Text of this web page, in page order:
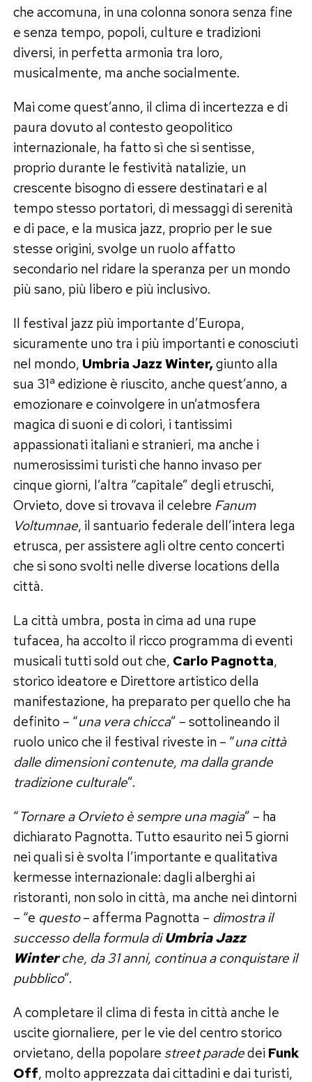
che accomuna, in una colonna sonora senza fine
e senza tempo, popoli, culture e tradizioni
diversi, in perfetta armonia tra loro,
musicalmente, ma anche socialmente.
Mai come quest’anno, il clima di incertezza e di
paura dovuto al contesto geopolitico
internazionale, ha fatto sì che si sentisse,
proprio durante le festività natalizie, un
crescente bisogno di essere destinatari e al
tempo stesso portatori, di messaggi di serenità
e di pace, e la musica jazz, proprio per le sue
stesse origini, svolge un ruolo affatto
secondario nel ridare la speranza per un mondo
più sano, più libero e più inclusivo.
Il festival jazz più importante d’Europa,
sicuramente uno tra i più importanti e conosciuti
nel mondo, Umbria Jazz Winter,giunto alla
sua 31ª edizione è riuscito, anche quest’anno, a
emozionare e coinvolgere in un’atmosfera
magica di suoni e di colori, i tantissimi
appassionati italiani e stranieri, ma anche i
numerosissimi turisti che hanno invaso per
cinque giorni, l’altra “capitale” degli etruschi,
Orvieto, dove si trovava il celebre Fanum
Voltumnae, il santuario federale dell’intera lega
etrusca, per assistere agli oltre cento concerti
che si sono svolti nelle diverse locations della
città.
La città umbra, posta in cima ad una rupe
tufacea, ha accolto il ricco programma di eventi
musicali tutti sold out che, Carlo Pagnotta,
storico ideatore e Direttore artistico della
manifestazione, ha preparato per quello che ha
definito – “una vera chicca” – sottolineando il
ruolo unico che il festival riveste in – “una città
dalle dimensioni contenute, ma dalla grande
tradizione culturale”.
“Tornare a Orvieto è sempre una magia” – ha
dichiarato Pagnotta. Tutto esaurito nei 5 giorni
nei quali si è svolta l’importante e qualitativa
kermesse internazionale: dagli alberghi ai
ristoranti, non solo in città, ma anche nei dintorni
– “e questo– afferma Pagnotta – dimostra il
successo della formula diUmbria Jazz
Winterche, da 31 anni, continua a conquistare il
pubblico”.
A completare il clima di festa in città anche le
uscite giornaliere, per le vie del centro storico
orvietano, della popolare street paradedeiFunk
Off, molto apprezzata dai cittadini e dai turisti,